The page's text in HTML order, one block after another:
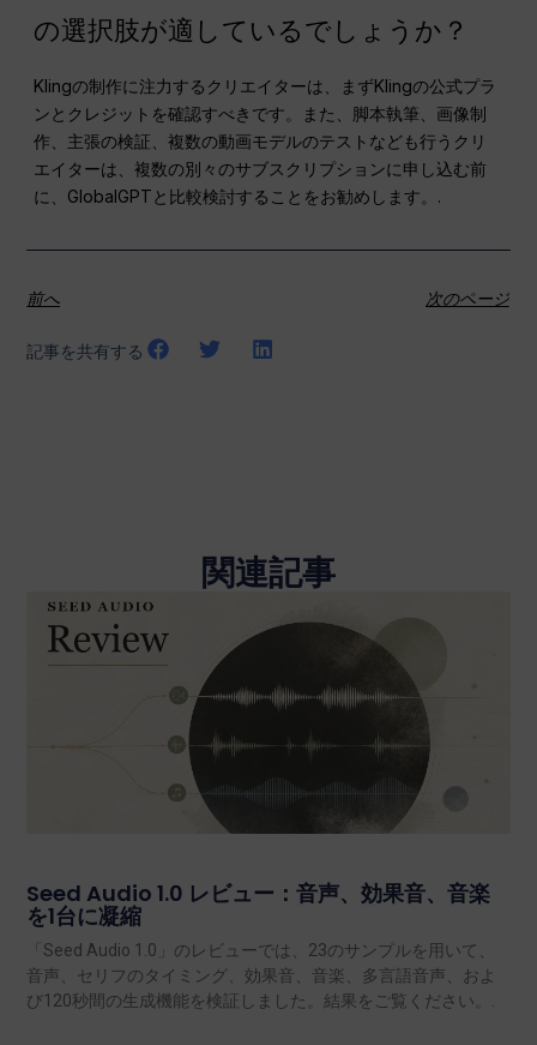
の選択肢が適しているでしょうか？
Klingの制作に注力するクリエイターは、まずKlingの公式プラ
ンとクレジットを確認すべきです。また、脚本執筆、画像制
作、主張の検証、複数の動画モデルのテストなども行うクリ
エイターは、複数の別々のサブスクリプションに申し込む前
に、GlobalGPTと比較検討することをお勧めします。.
前へ 次のページ
記事を共有する
関連記事
Seed Audio 1.0 レビュー：音声、効果音、音楽
を1台に凝縮
「Seed Audio 1.0」のレビューでは、23のサンプルを用いて、
音声、セリフのタイミング、効果音、音楽、多言語音声、およ
び120秒間の生成機能を検証しました。結果をご覧ください。.